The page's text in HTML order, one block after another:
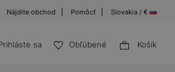
Nájdite obchod Pomôcť Slovakia / €
sa Obľúbené Košík